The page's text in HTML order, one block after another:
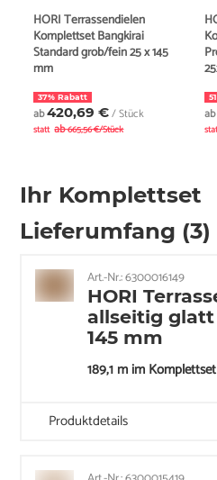
HORI Terrassendielen
Komplettset Bangkirai
Standard grob/fein 25 x 145
mm
37% Rabatt
ab420,69 €/ Stück
statt ab665,56 €/Stück
Ihr Komplettset
Lieferumfang (3)
Art.-Nr.: 6300016149
HORI
allseitig glatt
145 mm
189,1 m im
Produktdetails